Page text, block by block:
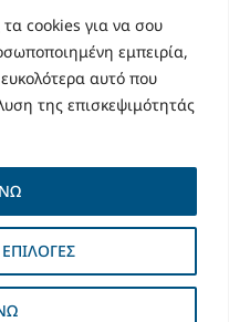
cookies για να σου
εμπειρία,
αυτό που
της επισκεψιμότητάς